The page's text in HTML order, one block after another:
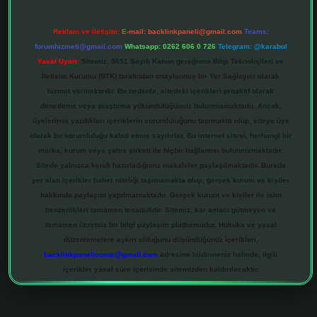
Reklam ve İletişim: E-mail: backlinkpaneli@gmail.com Teams:
forumhizmeti@gmail.com Whatsapp: 0262 606 0 726 Telegram: @karabul
Yasal Uyarı: Sitemiz, 5651 Sayılı Kanun gereğince Bilgi Teknolojileri ve
İletişim Kurumu (BTK) tarafından onaylanmış bir Yer Sağlayıcı olarak
hizmet vermektedir. Bu nedenle, sitedeki içerikleri proaktif olarak
denetleme veya araştırma yükümlülüğümüz bulunmamaktadır. Ancak,
üyelerimiz yazdıkları içeriklerin sorumluluğunu taşımakta olup, siteye üye
olarak bu sorumluluğu kabul etmiş sayılırlar. Bu internet sitesi, herhangi bir
marka, kurum veya şahıs şirketi ile hiçbir bağlantısı bulunmamaktadır.
Sitede yalnızca kendi hazırladığımız makaleler paylaşılmaktadır. Burada
yer alan içerikler haber niteliği taşımamakta olup, gerçek kurum ve kişiler
hakkında paylaşım yapılmamaktadır. Gerçek kurum ve kişiler ile isim
benzerlikleri tamamen tesadüfidir. Sitemiz, kar amacı gütmeyen ve
tamamen ücretsiz bir bilgi paylaşım platformudur. Hukuka ve yasal
düzenlemelere aykırı olduğunu düşündüğünüz içerikleri,
backlinkpanelicomtr@gmail.com adresine bildirmeniz halinde, ilgili
içerikler yasal süre içerisinde sitemizden kaldırılacaktır.